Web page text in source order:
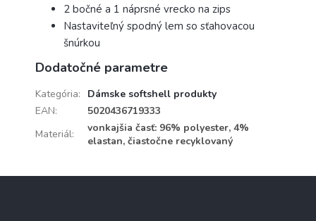
2 bočné a 1 náprsné vrecko na zips
Nastaviteľný spodný lem so sťahovacou
šnúrkou
Dodatočné parametre
Kategória:
Dámske softshell produkty
EAN:
5020436719333
Materiál:
vonkajšia časť: 96% polyester, 4%
elastan, čiastočne recyklovaný